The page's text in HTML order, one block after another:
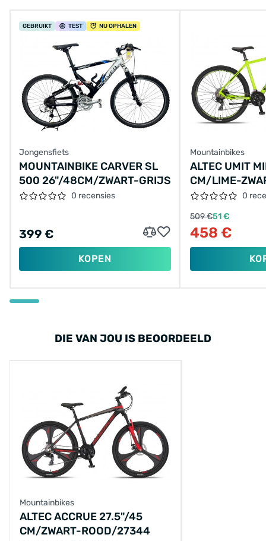
GEBRUIKT TEST NU OPHALEN
Jongensfiets
MOUNTAINBIKE CARVER SL
500 26"/48CM/ZWART-GRIJS
0 recensies
399 €
KOPEN
Mountainbikes
ALTEC UMIT
CM/LIME-
0
509 €51 €
458 €
DIE VAN JOU IS BEOORDEELD
Mountainbikes
ALTEC ACCRUE 27.5"/45
CM/ZWART-ROOD/27344